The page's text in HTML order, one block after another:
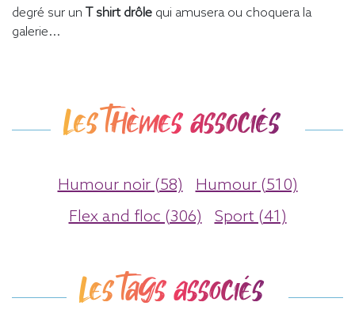
degré sur un T shirt drôle qui amusera ou choquera la
galerie...
Les thèmes associés
Humour noir (58)
Humour (510)
Flex and floc (306)
Sport (41)
Les tags associés